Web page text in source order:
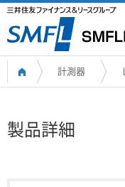
計測器
製品詳細